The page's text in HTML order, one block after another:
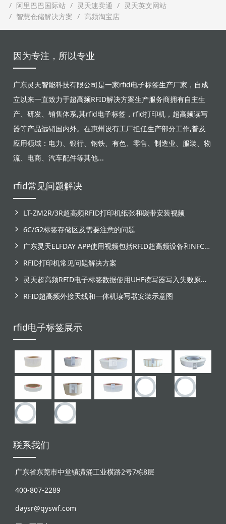
阿里巴巴国际站
灵天速卖通
灵天英文网站
智慧仓储解决方案
高频淘宝店
因为专注，所以专业
广东灵天智能科技有限公司是一家rfid电子标签生产厂家，自成
立以来一直致力于超高频RFID解决方案生产服务商拥有自主生
产、研发、销售体系,其rfid电子标签，rfid打印机，超高频读写
器等产品远销国内外。在惠州设有工厂担任生产部分工作,普及
应用领域：电力、银行、钢铁、有色、零售、制造业、服装、物
流、电商、汽车配件等其他...
rfid常见问题解决
LT-ZM2R/3R超高频RFID打印机纸张和碳带安装视频
6C/G2标签存储区及需要注意的问题
广东灵天ELFDAY APP使用视频包括RFID超高频设备和NFC芯片标签感应
RFID打印机常见问题解决方案
灵天超高频RFID电子标签数据使用UHF读写器写入失败原因分析
RFID超高频外接天线和一体机读写器安装示意图
rfid电子标签展示
联系我们
广东省东莞市中堂镇潢涌工业横路2号7栋8层
400-807-2289
daysr@qyswf.com